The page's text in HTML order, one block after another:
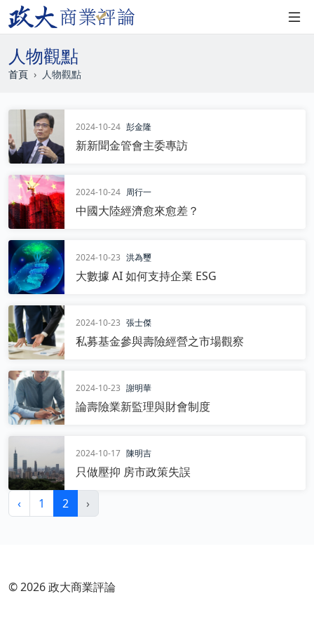
人物觀點
首頁 人物觀點
2024-10-24 彭金隆
新新聞金管會主委專訪
2024-10-24 周行一
中國大陸經濟愈來愈差？
2024-10-23 洪為璽
大數據 AI 如何支持企業 ESG
2024-10-23 張士傑
私募基金參與壽險經營之市場觀察
2024-10-23 謝明華
論壽險業新監理與財會制度
2024-10-17 陳明吉
只做壓抑 房市政策失誤
‹ 1 2 ›
© 2026 政大商業評論